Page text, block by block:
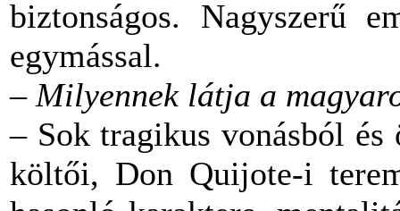
biztonságos. Nagyszerű
egymással.
– Milyennek látja a
– Sok tragikus vonásból
költői, Don Quijote-i